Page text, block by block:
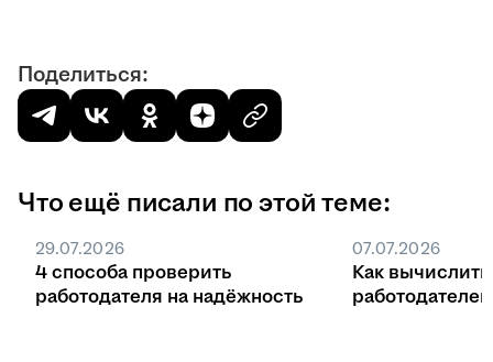
Поделиться:
Что ещё писали по этой теме:
29.07.2026
4 способа проверить
работодателя на надёжность
07.07.2026
Как вычислить